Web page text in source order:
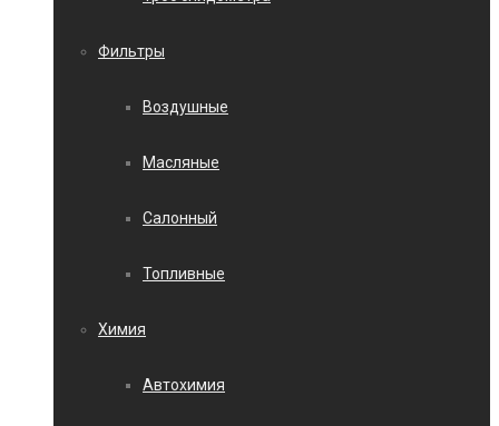
Фильтры
Воздушные
Масляные
Салонный
Топливные
Химия
Автохимия